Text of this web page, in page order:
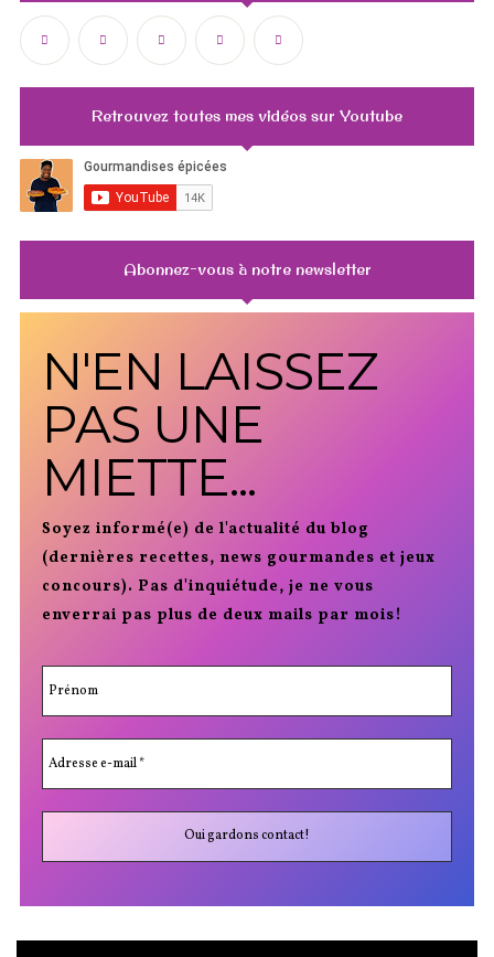
Retrouvez toutes mes vidéos sur Youtube
Abonnez-vous à notre newsletter
N'EN LAISSEZ
PAS UNE
MIETTE...
Soyez informé(e) de l'actualité du blog
(dernières recettes, news gourmandes et jeux
concours). Pas d'inquiétude, je ne vous
enverrai pas plus de deux mails par mois!